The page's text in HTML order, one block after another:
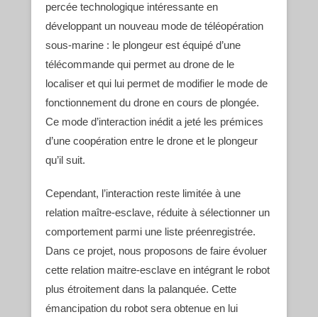
percée technologique intéressante en
développant un nouveau mode de téléopération
sous-marine : le plongeur est équipé d’une
télécommande qui permet au drone de le
localiser et qui lui permet de modifier le mode de
fonctionnement du drone en cours de plongée.
Ce mode d’interaction inédit a jeté les prémices
d’une coopération entre le drone et le plongeur
qu’il suit.
Cependant, l’interaction reste limitée à une
relation maître-esclave, réduite à sélectionner un
comportement parmi une liste préenregistrée.
Dans ce projet, nous proposons de faire évoluer
cette relation maitre-esclave en intégrant le robot
plus étroitement dans la palanquée. Cette
émancipation du robot sera obtenue en lui